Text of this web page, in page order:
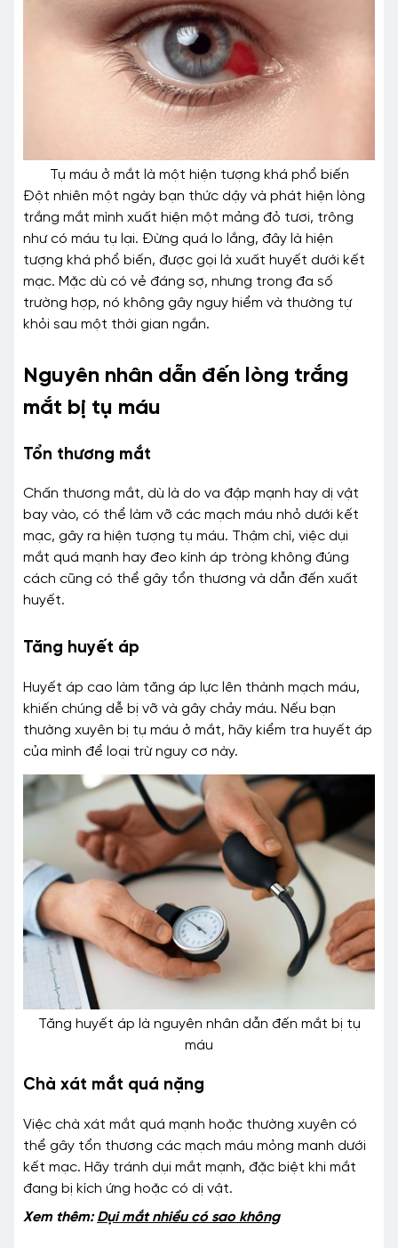
Tụ máu ở mắt là một hiện tượng khá phổ biến
Đột nhiên một ngày bạn thức dậy và phát hiện lòng
trắng mắt mình xuất hiện một mảng đỏ tươi, trông
như có máu tụ lại. Đừng quá lo lắng, đây là hiện
tượng khá phổ biến, được gọi là xuất huyết dưới kết
mạc. Mặc dù có vẻ đáng sợ, nhưng trong đa số
trường hợp, nó không gây nguy hiểm và thường tự
khỏi sau một thời gian ngắn.
Nguyên nhân dẫn đến lòng trắng
mắt bị tụ máu
Tổn thương mắt
Chấn thương mắt, dù là do va đập mạnh hay dị vật
bay vào, có thể làm vỡ các mạch máu nhỏ dưới kết
mạc, gây ra hiện tượng tụ máu. Thậm chí, việc dụi
mắt quá mạnh hay đeo kính áp tròng không đúng
cách cũng có thể gây tổn thương và dẫn đến xuất
huyết.
Tăng huyết áp
Huyết áp cao làm tăng áp lực lên thành mạch máu,
khiến chúng dễ bị vỡ và gây chảy máu. Nếu bạn
thường xuyên bị tụ máu ở mắt, hãy kiểm tra huyết áp
của mình để loại trừ nguy cơ này.
Tăng huyết áp là nguyên nhân dẫn đến mắt bị tụ
máu
Chà xát mắt quá nặng
Việc chà xát mắt quá mạnh hoặc thường xuyên có
thể gây tổn thương các mạch máu mỏng manh dưới
kết mạc. Hãy tránh dụi mắt mạnh, đặc biệt khi mắt
đang bị kích ứng hoặc có dị vật.
Xem thêm:Dụi mắt nhiều có sao không